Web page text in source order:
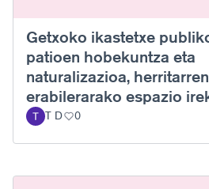
Getxoko ikastetxe
patioen hobekuntza eta
naturalizazioa, herritarren
erabilerarako espazio
T D 0